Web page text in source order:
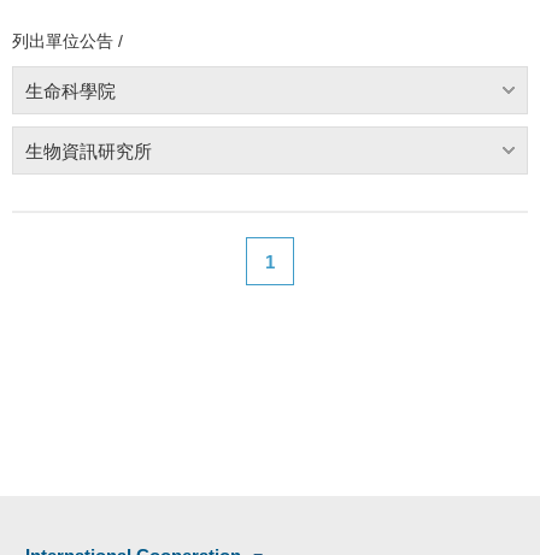
列出單位公告 /
生命科學院
生物資訊研究所
1